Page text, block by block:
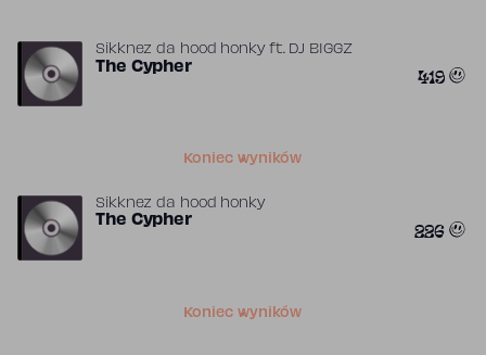
Sikknez da hood honkyft. DJ BIGGZ
The Cypher 419
Koniec wyników
Sikknez da hood honky
The Cypher 226
Koniec wyników